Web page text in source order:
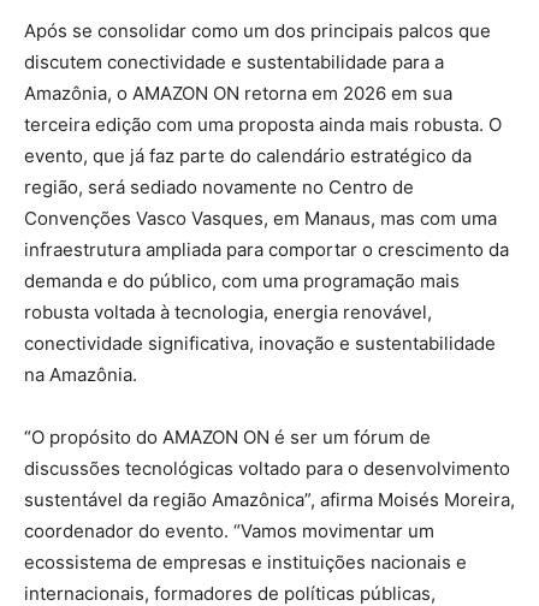
Após se consolidar como um dos principais palcos que
discutem conectividade e sustentabilidade para a
Amazônia, o AMAZON ON retorna em 2026 em sua
terceira edição com uma proposta ainda mais robusta. O
evento, que já faz parte do calendário estratégico da
região, será sediado novamente no Centro de
Convenções Vasco Vasques, em Manaus, mas com uma
infraestrutura ampliada para comportar o crescimento da
demanda e do público, com uma programação mais
robusta voltada à tecnologia, energia renovável,
conectividade significativa, inovação e sustentabilidade
na Amazônia.
“O propósito do AMAZON ON é ser um fórum de
discussões tecnológicas voltado para o desenvolvimento
sustentável da região Amazônica”, afirma Moisés Moreira,
coordenador do evento. “Vamos movimentar um
ecossistema de empresas e instituições nacionais e
internacionais, formadores de políticas públicas,